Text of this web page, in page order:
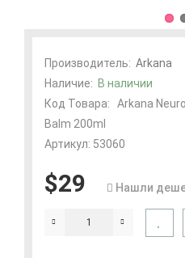
Производитель: Arkana
Наличие: В наличии
Код Товара:
Arkana
Balm 200ml
Артикул: 53060
$29 Нашли